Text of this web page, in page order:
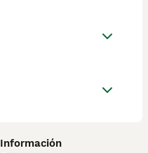
Información